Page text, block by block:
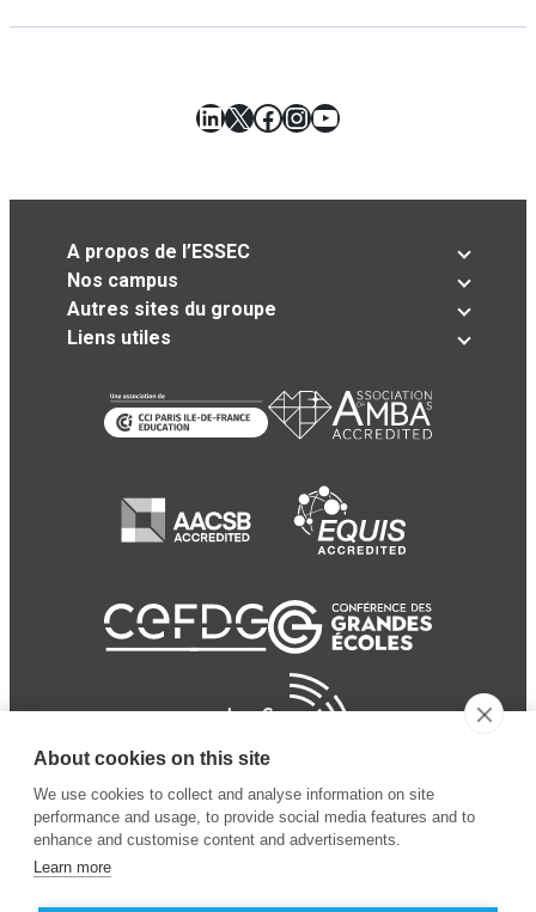
LinkedIn
X Facebook
Instagram
YouTube
A propos de l’ESSEC
Nos campus
Autres sites du groupe
Liens utiles
About cookies on this site
We use cookies to collect and analyse information on site
performance and usage, to provide social media features and to
enhance and customise content and advertisements.
Learn more